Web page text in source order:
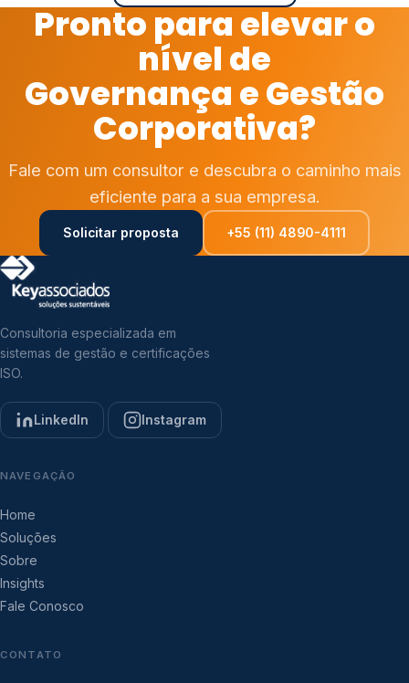
Pronto para elevar o
nível de
Governança e Gestão
Corporativa?
Fale com um consultor e descubra o caminho mais
eficiente para a sua empresa.
Solicitar proposta +55 (11) 4890-4111
Consultoria especializada em
sistemas de gestão e certificações
ISO.
LinkedIn Instagram
NAVEGAÇÃO
Home
Soluções
Sobre
Insights
Fale Conosco
CONTATO